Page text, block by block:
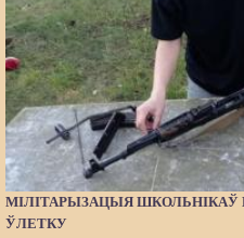
МІЛІТАРЫЗАЦЫЯ ШКОЛЬНІКАЎ
ЎЛЕТКУ